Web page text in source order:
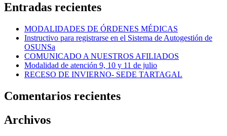
Entradas recientes
MODALIDADES DE ÓRDENES MÉDICAS
Instructivo para registrarse en el Sistema de Autogestión de
OSUNSa
COMUNICADO A NUESTROS AFILIADOS
Modalidad de atención 9, 10 y 11 de julio
RECESO DE INVIERNO- SEDE TARTAGAL
Comentarios recientes
Archivos